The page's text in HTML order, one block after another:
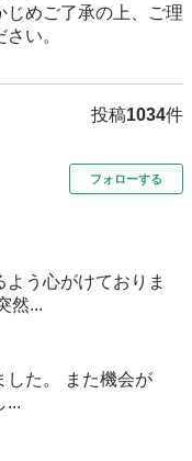
めご了承の上、ご理
い。
投稿1034件
フォローする
う心がけておりま
然...
した。 また機会が
...